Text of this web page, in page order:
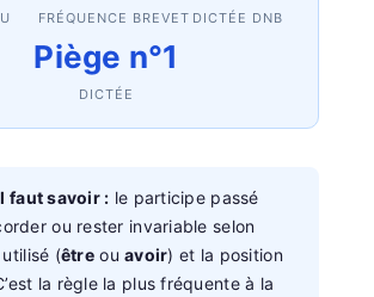
FRÉQUENCE BREVET DICTÉE DNB
Piège n°1
DICTÉE
faut savoir : le participe passé
ou rester invariable selon
utilisé (être ouavoir) et la position
la règle la plus fréquente à la